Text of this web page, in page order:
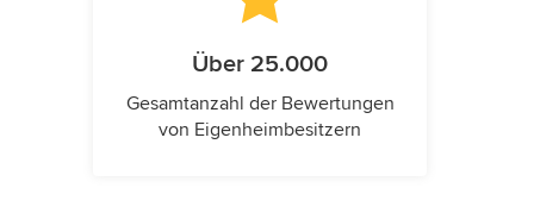
Über 25.000
Gesamtanzahl der Bewertungen
von Eigenheimbesitzern